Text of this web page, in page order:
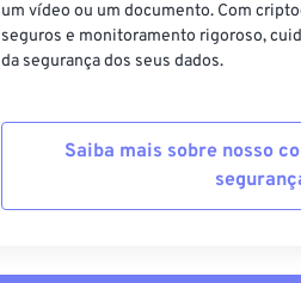
um vídeo ou um documento. Com
seguros e monitoramento rigoroso,
da segurança dos seus dados.
Saiba mais sobre nosso